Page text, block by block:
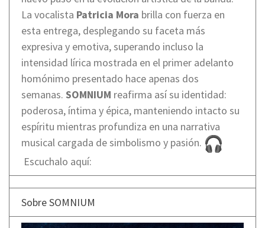
La vocalista Patricia Mora brilla con fuerza en
esta entrega, desplegando su faceta más
expresiva y emotiva, superando incluso la
intensidad lírica mostrada en el primer adelanto
homónimo presentado hace apenas dos
semanas. SOMNIUM reafirma así su identidad:
poderosa, íntima y épica, manteniendo intacto su
espíritu mientras profundiza en una narrativa
musical cargada de simbolismo y pasión.
Escuchalo aquí:
Sobre SOMNIUM